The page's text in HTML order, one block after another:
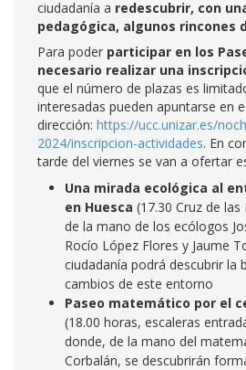
ciudadanía a redescubrir, con
pedagógica, algunos rincones
Para poder participar en los
necesario realizar una
que el número de plazas es
interesadas pueden apuntarse en
dirección: https://ucc.unizar.es/
2024/inscripcion-actividades. En
tarde del viernes se van a ofertar
Una mirada ecológica al
en Huesca (17.30 Cruz de las
de la mano de los ecólogos
Rocío López Flores y Jaume
ciudadanía podrá descubrir la
cambios de este entorno
Paseo matemático por el
(18.00 horas, escaleras
donde, de la mano del
Corbalán, se descubrirán